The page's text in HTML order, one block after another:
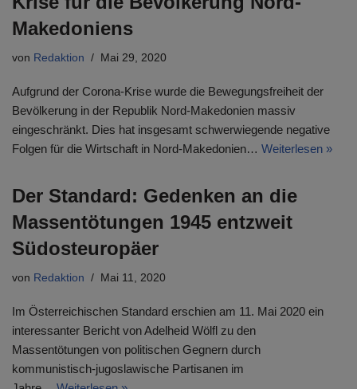
Makedoniens
von Redaktion Mai 29, 2020
Aufgrund der Corona-Krise wurde die Bewegungsfreiheit der
Bevölkerung in der Republik Nord-Makedonien massiv
eingeschränkt. Dies hat insgesamt schwerwiegende negative
Folgen für die Wirtschaft in Nord-Makedonien… Weiterlesen »
Der Standard: Gedenken an die
Massentötungen 1945 entzweit
Südosteuropäer
von Redaktion Mai 11, 2020
Im Österreichischen Standard erschien am 11. Mai 2020 ein
interessanter Bericht von Adelheid Wölfl zu den
Massentötungen von politischen Gegnern durch
kommunistisch-jugoslawische Partisanen im